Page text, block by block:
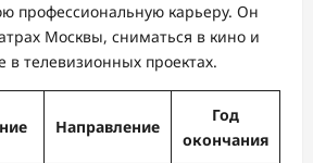
профессиональную карьеру. Он
Москвы, сниматься в кино и
в телевизионных проектах.
Направление
Год
окончания